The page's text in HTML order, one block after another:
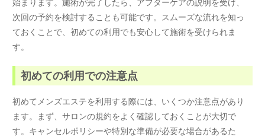
次回の予約を検討することも可能です。スムーズな流れを知っ
ておくことで、初めての利用でも安心して施術を受けられま
す。
初めての利用での注意点
初めてメンズエステを利用する際には、いくつか注意点があり
ます。まず、サロンの規約をよく確認しておくことが大切で
す。キャンセルポリシーや特別な準備が必要な場合があるた